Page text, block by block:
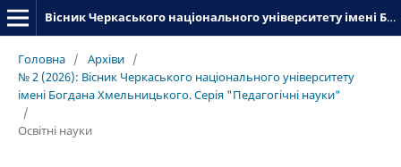
Вісник Черкаського національного університету імені Богдана Хмельницького. Серія_«Педагогічні науки»
Головна / Архіви /
№ 2 (2026): Вісник Черкаського національного університету
імені Богдана Хмельницького. Серія "Педагогічні науки"
/
Освітні науки